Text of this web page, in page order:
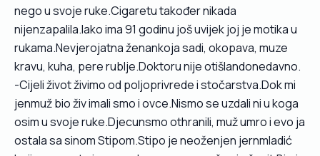
nego u svoje ruke.Cigaretu također nikada
nijenzapalila.Iako ima 91 godinu još uvijek joj je motika u
rukama.Nevjerojatna ženankoja sadi, okopava, muze
kravu, kuha, pere rublje.Doktoru nije otišlandonedavno.
-Cijeli život živimo od poljoprivrede i stočarstva.Dok mi
jenmuž bio živ imali smo i ovce.Nismo se uzdali ni u koga
osim u svoje ruke.Djecunsmo othranili, muž umro i evo ja
ostala sa sinom Stipom.Stipo je neoženjen jernmladić